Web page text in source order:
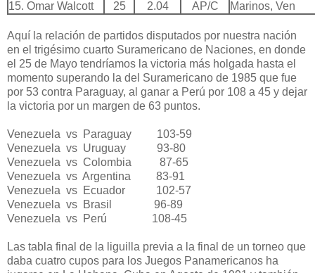
15. Omar Walcott
25 2.04 AP/C Marinos, Ven
Aquí la relación de partidos disputados por nuestra nación
en el trigésimo cuarto Suramericano de Naciones, en donde
el 25 de Mayo tendríamos la victoria más holgada hasta el
momento superando la del Suramericano de 1985 que fue
por 53 contra Paraguay, al ganar a Perú por 108 a 45 y dejar
la victoria por un margen de 63 puntos.
Venezuela vs Paraguay 103-59
Venezuela vs Uruguay 93-80
Venezuela vs Colombia 87-65
Venezuela vs Argentina 83-91
Venezuela vs Ecuador 102-57
Venezuela vs Brasil 96-89
Venezuela vs Perú 108-45
Las tabla final de la liguilla previa a la final de un torneo que
daba cuatro cupos para los Juegos Panamericanos ha